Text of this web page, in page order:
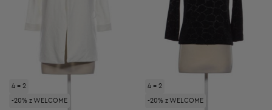
4 = 2
-20% z WELCOME
4 = 2
-20% z WELCOME